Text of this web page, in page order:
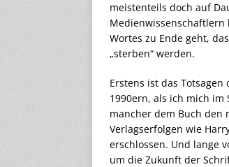
meistenteils doch auf
Medienwissenschaftlern
Wortes zu Ende geht,
„sterben“ werden.
Erstens ist das
1990ern, als ich mich
mancher dem Buch den
Verlagserfolgen wie
erschlossen. Und lange
um die Zukunft der